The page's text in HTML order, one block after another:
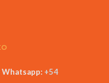
Whatsapp: +54